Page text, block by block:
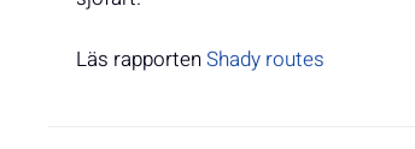
Läs rapportenShady routes